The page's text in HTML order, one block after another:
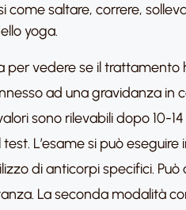
come saltare, correre,
yoga.
vedere se il trattamento
ad una gravidanza in
sono rilevabili dopo 10-
L’esame si può eseguire
di anticorpi specifici. Può
La seconda modalità